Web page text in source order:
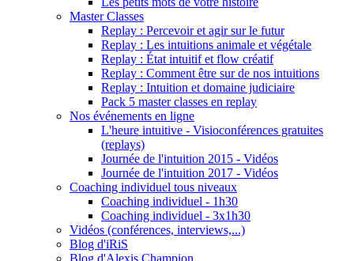
Master Classes
Replay : Percevoir et agir sur le futur
Replay : Les intuitions animale et végétale
Replay : État intuitif et flow créatif
Replay : Comment être sur de nos intuitions
Replay : Intuition et domaine judiciaire
Pack 5 master classes en replay
Nos événements en ligne
L'heure intuitive - Visioconférences gratuites
(replays)
Journée de l'intuition 2015 - Vidéos
Journée de l'intuition 2017 - Vidéos
Coaching individuel tous niveaux
Coaching individuel - 1h30
Coaching individuel - 3x1h30
Vidéos (conférences, interviews,...)
Blog d'iRiS
Blog d'Alexis Champion